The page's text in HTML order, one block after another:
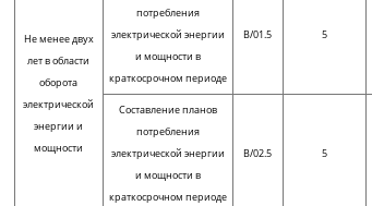
Не менее двух
лет в области
оборота
электрической
энергии и
мощности
потребления
электрической энергии
и мощности в
краткосрочном периоде
B/01.5 5
Составление планов
потребления
электрической энергии
и мощности в
краткосрочном периоде
B/02.5 5